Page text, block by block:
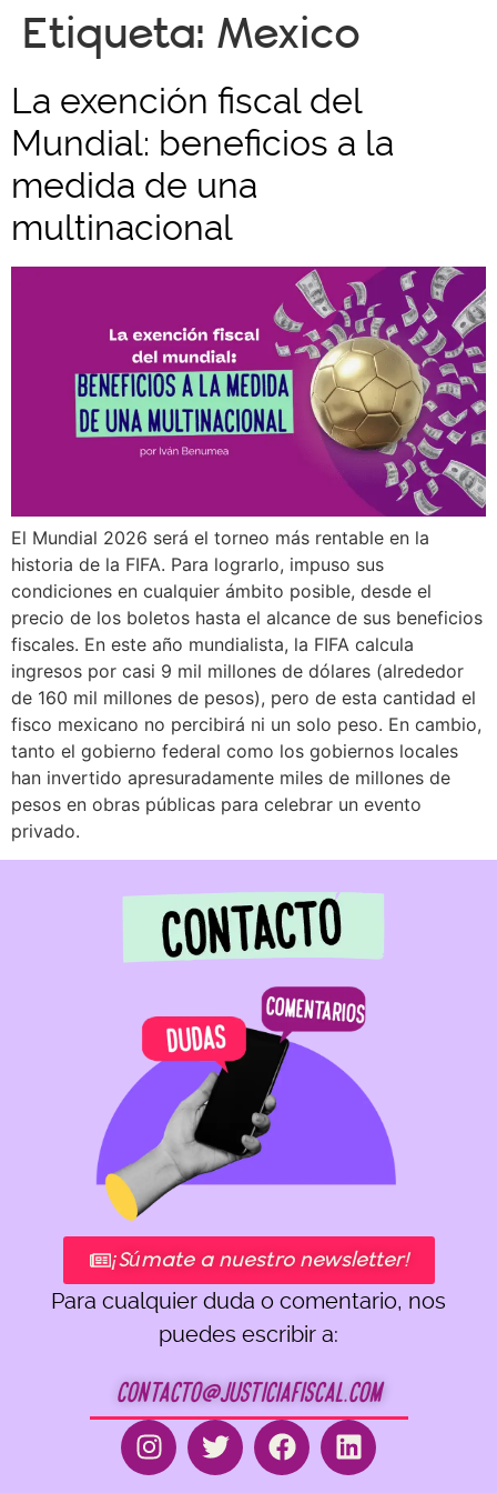
Etiqueta: Mexico
La exención fiscal del
Mundial: beneficios a la
medida de una
multinacional
El Mundial 2026 será el torneo más rentable en la
historia de la FIFA. Para lograrlo, impuso sus
condiciones en cualquier ámbito posible, desde el
precio de los boletos hasta el alcance de sus beneficios
fiscales. En este año mundialista, la FIFA calcula
ingresos por casi 9 mil millones de dólares (alrededor
de 160 mil millones de pesos), pero de esta cantidad el
fisco mexicano no percibirá ni un solo peso. En cambio,
tanto el gobierno federal como los gobiernos locales
han invertido apresuradamente miles de millones de
pesos en obras públicas para celebrar un evento
privado.
¡Súmate a nuestro newsletter!
Para cualquier duda o comentario, nos
puedes escribir a:
contacto@justiciafiscal.com